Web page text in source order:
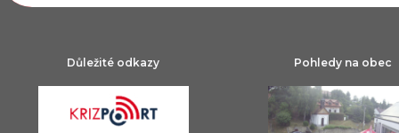
Důležité odkazy Pohledy na obec